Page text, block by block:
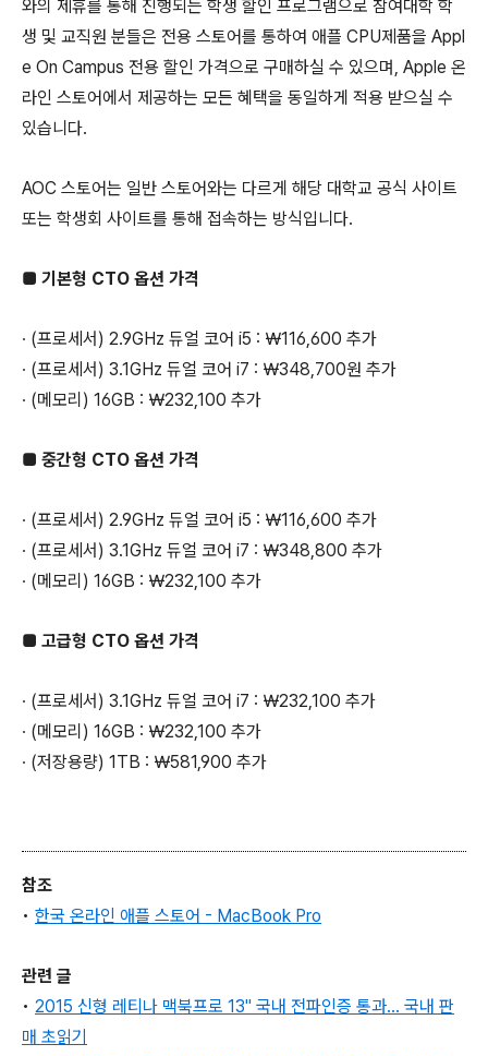
와의 제휴를 통해 진행되는 학생 할인 프로그램으로 참여대학 학
생 및 교직원 분들은 전용 스토어를 통하여 애플 CPU제품을 Appl
e On Campus 전용 할인 가격으로 구매하실 수 있으며, Apple 온
라인 스토어에서 제공하는 모든 혜택을 동일하게 적용 받으실 수
있습니다.
AOC 스토어는 일반 스토어와는 다르게 해당 대학교 공식 사이트
또는 학생회 사이트를 통해 접속하는 방식입니다.
■ 기본형 CTO 옵션 가격
∙ (프로세서) 2.9GHz 듀얼 코어 i5 : ￦116,600 추가
∙ (프로세서) 3.1GHz 듀얼 코어 i7 : ￦348,700원 추가
∙ (메모리) 16GB : ￦232,100 추가
■ 중간형 CTO 옵션 가격
∙ (프로세서) 2.9GHz 듀얼 코어 i5 : ￦116,600 추가
∙ (프로세서) 3.1GHz 듀얼 코어 i7 : ￦348,800 추가
∙ (메모리) 16GB : ￦232,100 추가
■ 고급형 CTO 옵션 가격
∙ (프로세서) 3.1GHz 듀얼 코어 i7 : ￦232,100 추가
∙ (메모리) 16GB : ￦232,100 추가
∙ (저장용량) 1TB : ￦581,900 추가
참조
• 한국 온라인 애플 스토어 - MacBook Pro
관련 글
• 2015 신형 레티나 맥북프로 13" 국내 전파인증 통과... 국내 판
매 초읽기